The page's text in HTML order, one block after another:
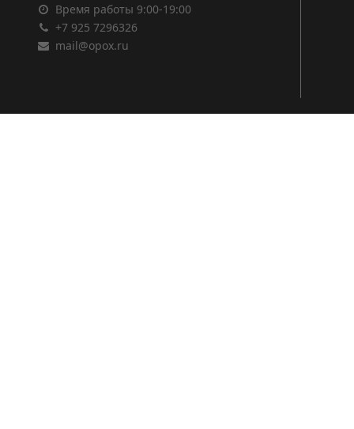
Время работы 9:00-19:00
+7 925 7296326
mail@opox.ru